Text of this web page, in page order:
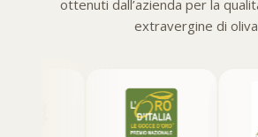
ottenuti dall’azienda per la
extravergine di